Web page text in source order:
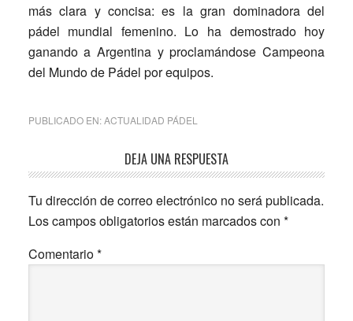
más clara y concisa: es la gran dominadora del
pádel mundial femenino. Lo ha demostrado hoy
ganando a Argentina y proclamándose Campeona
del Mundo de Pádel por equipos.
PUBLICADO EN:ACTUALIDAD PÁDEL
Interacciones
con
los
lectores
DEJA UNA RESPUESTA
Tu dirección de correo electrónico no será publicada.
Los campos obligatorios están marcados con *
Comentario*